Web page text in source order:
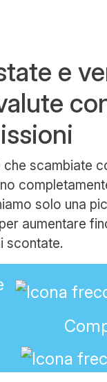
e
scambiate
solo una
aumentare
scontate.